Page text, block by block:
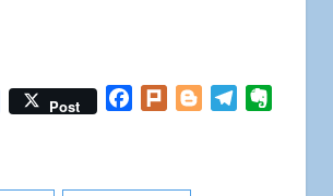
Post Facebook
Plurk BloggerTelegram